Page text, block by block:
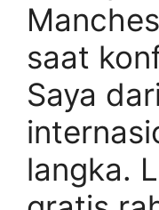
saat
Saya
langka.